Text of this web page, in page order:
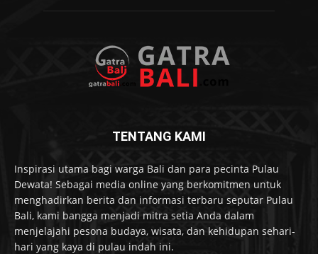
TENTANG KAMI
Inspirasi utama bagi warga Bali dan para pecinta Pulau
Dewata! Sebagai media online yang berkomitmen untuk
menghadirkan berita dan informasi terbaru seputar Pulau
Bali, kami bangga menjadi mitra setia Anda dalam
menjelajahi pesona budaya, wisata, dan kehidupan sehari-
hari yang kaya di pulau indah ini.